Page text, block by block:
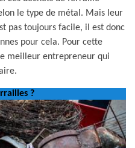
le type de métal. Mais leur
pas toujours facile, il est donc
pour cela. Pour cette
meilleur entrepreneur qui
?